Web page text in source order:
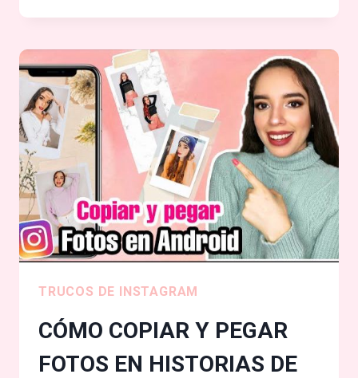
ESTADOS
DE
WHATSAPP
2025!
RÁPIDO
FÁCIL
TRUCOS DE INSTAGRAM
CÓMO COPIAR Y PEGAR
FOTOS EN HISTORIAS DE